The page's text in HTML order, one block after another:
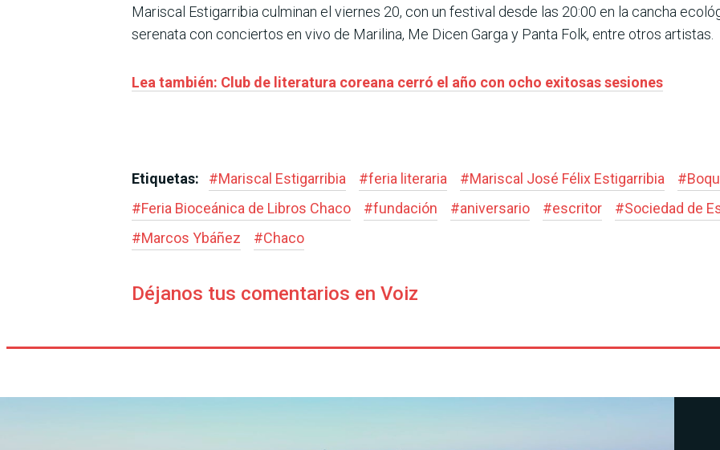
Mariscal Estigarribia culminan el viernes 20, con un festival desde las 20:00 en la cancha
serenata con conciertos en vivo de Marilina, Me Dicen Garga y Panta Folk, entre otros artistas.
Lea también: Club de literatura coreana cerró el año con ocho exitosas sesiones
Etiquetas: #Mariscal Estigarribia #feria literaria #Mariscal José Félix Estigarribia #
#Feria Bioceánica de Libros Chaco #fundación #aniversario #escritor #Sociedad de
#Marcos Ybáñez #Chaco
Déjanos tus comentarios en Voiz